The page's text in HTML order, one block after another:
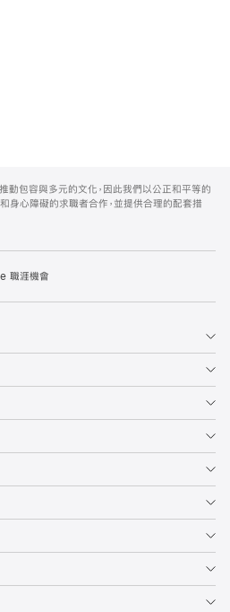
動包容與多元的文化，因此我們以公正和平等的
身心障礙的求職者合作，並提供合理的配套措
職涯機會